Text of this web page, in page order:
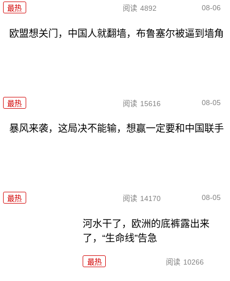
最热 阅读 4892 08-06
欧盟想关门，中国人就翻墙，布鲁塞尔被逼到墙角
最热 阅读 15616 08-05
暴风来袭，这局决不能输，想赢一定要和中国联手
最热 阅读 14170 08-05
河水干了，欧洲的底裤露出来
了，“生命线”告急
最热 阅读 10266